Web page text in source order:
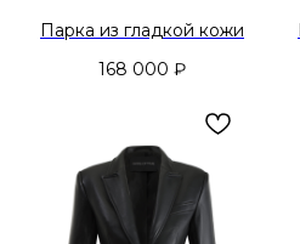
Парка из гладкой кожи
168 000 ₽